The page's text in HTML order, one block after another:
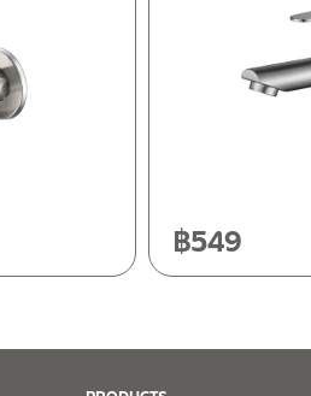
บางโพงพาง เขตยานนาวา กรุงเทพฯ
/ 091-545-0556
฿549